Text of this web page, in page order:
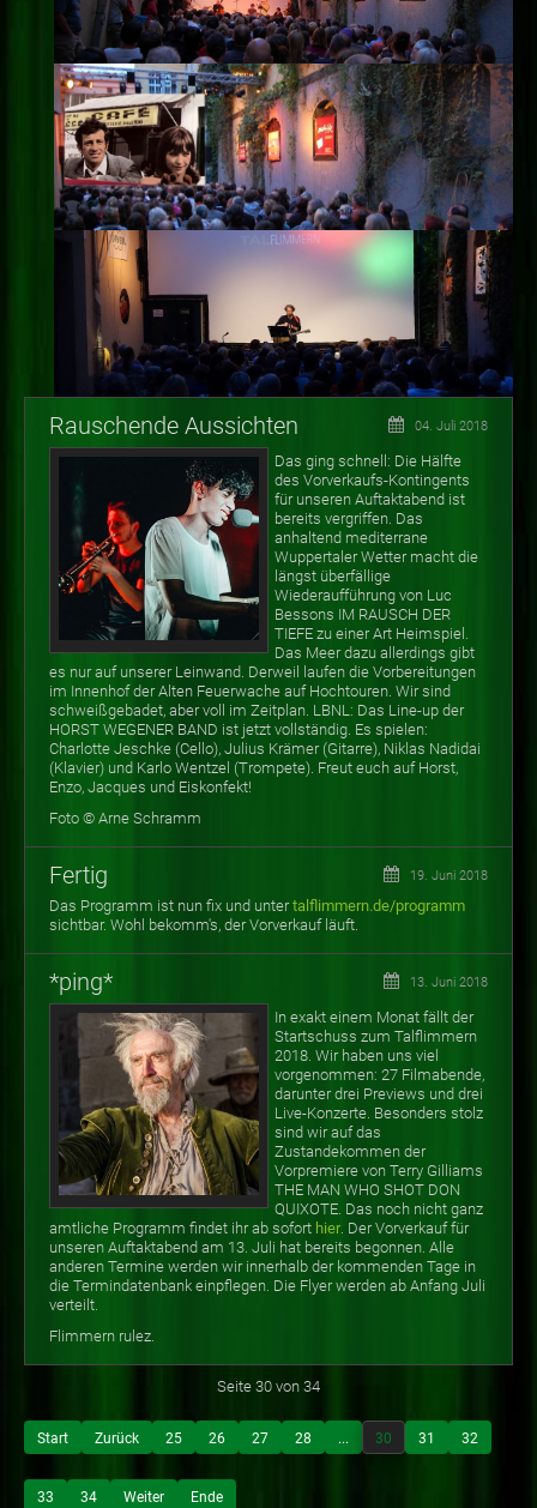
Rauschende Aussichten 04. Juli 2018
Das ging schnell: Die Hälfte
des Vorverkaufs-Kontingents
für unseren Auftaktabend ist
bereits vergriffen. Das
anhaltend mediterrane
Wuppertaler Wetter macht die
längst überfällige
Wiederaufführung von Luc
Bessons IM RAUSCH DER
TIEFE zu einer Art Heimspiel.
Das Meer dazu allerdings gibt
es nur auf unserer Leinwand. Derweil laufen die Vorbereitungen
im Innenhof der Alten Feuerwache auf Hochtouren. Wir sind
schweißgebadet, aber voll im Zeitplan. LBNL: Das Line-up der
HORST WEGENER BAND ist jetzt vollständig. Es spielen:
Charlotte Jeschke (Cello), Julius Krämer (Gitarre), Niklas Nadidai
(Klavier) und Karlo Wentzel (Trompete). Freut euch auf Horst,
Enzo, Jacques und Eiskonfekt!
Foto © Arne Schramm
Fertig 19. Juni 2018
Das Programm ist nun fix und untertalflimmern.de/programm
sichtbar. Wohl bekomm's, der Vorverkauf läuft.
*ping* 13. Juni 2018
In exakt einem Monat fällt der
Startschuss zum Talflimmern
2018. Wir haben uns viel
vorgenommen: 27 Filmabende,
darunter drei Previews und drei
Live-Konzerte. Besonders stolz
sind wir auf das
Zustandekommen der
Vorpremiere von Terry Gilliams
THE MAN WHO SHOT DON
QUIXOTE. Das noch nicht ganz
amtliche Programm findet ihr ab sofort hier. Der Vorverkauf für
unseren Auftaktabend am 13. Juli hat bereits begonnen. Alle
anderen Termine werden wir innerhalb der kommenden Tage in
die Termindatenbank einpflegen. Die Flyer werden ab Anfang Juli
verteilt.
Flimmern rulez.
Seite 30 von 34
Start Zurück 25 26 27 28 ... 30 31 32
33 34 Weiter Ende